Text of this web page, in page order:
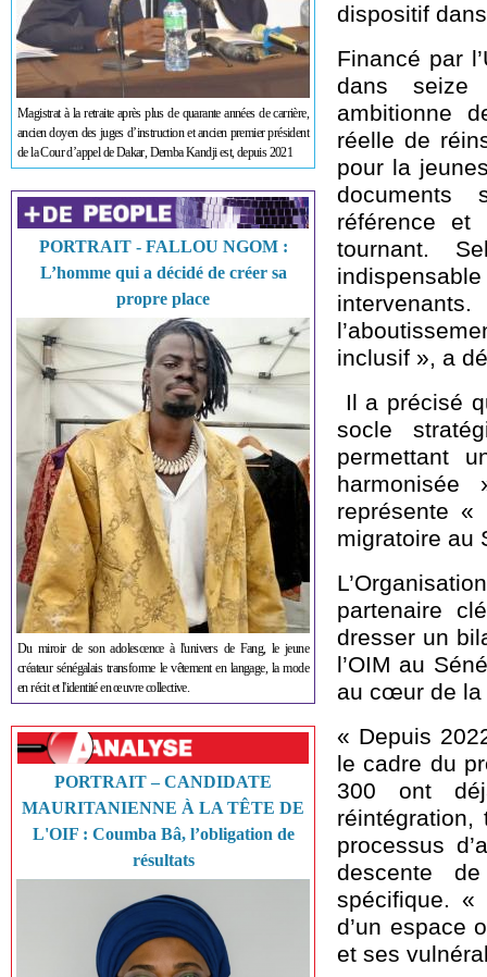
Magistrat à la retraite après plus de quarante années de carrière,
ancien doyen des juges d’instruction et ancien premier président
de la Cour d’appel de Dakar, Demba Kandji est, depuis 2021
PORTRAIT - FALLOU NGOM :
L’homme qui a décidé de créer sa
propre place
Du miroir de son adolescence à l'univers de Fang, le jeune
créateur sénégalais transforme le vêtement en langage, la mode
en récit et l'identité en œuvre collective.
PORTRAIT – CANDIDATE
MAURITANIENNE À LA TÊTE DE
L'OIF : Coumba Bâ, l’obligation de
résultats
dispositif
Financé par
dans seize
ambitionne
réelle de
pour la
documents
référence et
tournant.
inclusif », a
Il a précisé
socle
permettant
représente «
migratoire au
partenaire
dresser un
l’OIM au
au cœur de la
« Depuis
le cadre du
300 ont
processus
descente
spécifique. «
d’un espace
et ses